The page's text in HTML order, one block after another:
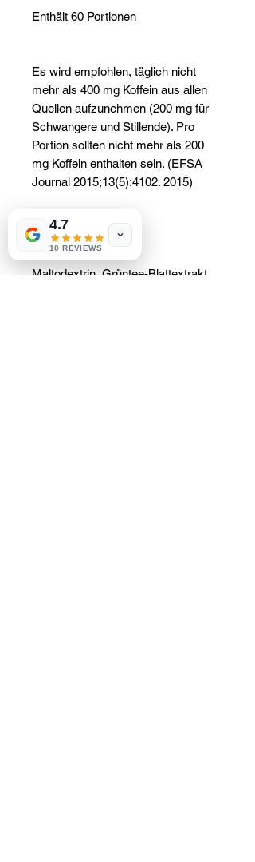
Enthält 60 Portionen
Es wird empfohlen, täglich nicht
mehr als 400 mg Koffein aus allen
Quellen aufzunehmen (200 mg für
Schwangere und Stillende). Pro
Portion sollten nicht mehr als 200
mg Koffein enthalten sein. (EFSA
Journal 2015;13(5):4102. 2015)
Zutaten
Maltodextrin, Grüntee-Blattextrakt
4.7
10 REVIEWS